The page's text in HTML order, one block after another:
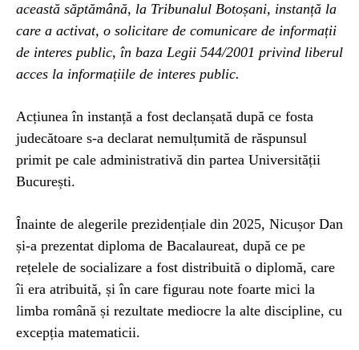
această săptămână, la Tribunalul Botoșani, instanță la
care a activat, o solicitare de comunicare de informații
de interes public, în baza Legii 544/2001 privind liberul
acces la informațiile de interes public.
Acțiunea în instanță a fost declanșată după ce fosta
judecătoare s-a declarat nemulțumită de răspunsul
primit pe cale administrativă din partea Universității
București.
Înainte de alegerile prezidențiale din 2025, Nicușor Dan
și-a prezentat diploma de Bacalaureat, după ce pe
rețelele de socializare a fost distribuită o diplomă, care
îi era atribuită, și în care figurau note foarte mici la
limba română și rezultate mediocre la alte discipline, cu
excepția matematicii.